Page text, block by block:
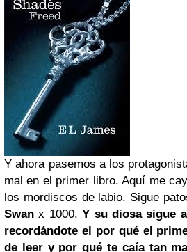
Y ahora pasemos a los
mal en el primer libro. Aquí me
los mordiscos de labio. Sigue
Swan x 1000.Y su diosa sigue
recordándote el por qué el
de leer y por qué te caía tan